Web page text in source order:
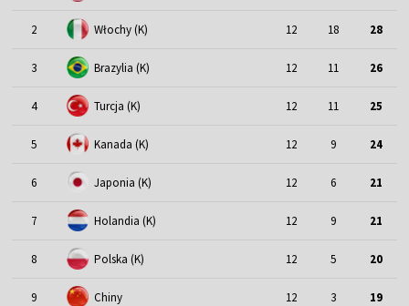
2 Włochy (K) 12 18 28
3 Brazylia (K) 12 11 26
4 Turcja (K) 12 11 25
5 Kanada (K) 12 9 24
6 Japonia (K) 12 6 21
7 Holandia (K) 12 9 21
8 Polska (K) 12 5 20
9 Chiny 12 3 19